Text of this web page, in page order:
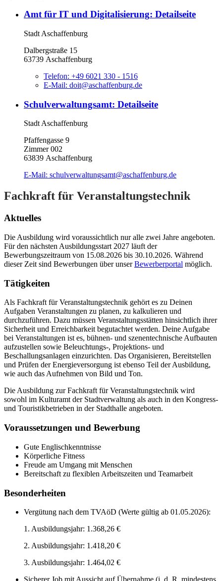
Amt für IT und Digitalisierung: Detailseite
Stadt Aschaffenburg
Dalbergstraße 15
63739 Aschaffenburg
Telefon: +49 6021 330 - 1516
E-Mail: doit@aschaffenburg.de
Schulverwaltungsamt: Detailseite
Stadt Aschaffenburg
Pfaffengasse 9
Zimmer 002
63839 Aschaffenburg
E-Mail: schulverwaltungsamt@aschaffenburg.de
Fachkraft für Veranstaltungstechnik
Aktuelles
Die Ausbildung wird voraussichtlich nur alle zwei Jahre angeboten.
Für den nächsten Ausbildungsstart 2027 läuft der
Bewerbungszeitraum von 15.08.2026 bis 30.10.2026. Während
dieser Zeit sind Bewerbungen über unserBewerberportal möglich.
Tätigkeiten
Als Fachkraft für Veranstaltungstechnik gehört es zu Deinen
Aufgaben Veranstaltungen zu planen, zu kalkulieren und
durchzuführen. Dazu müssen Veranstaltungsstätten hinsichtlich ihrer
Sicherheit und Erreichbarkeit begutachtet werden. Deine Aufgabe
bei Veranstaltungen ist es, bühnen- und szenentechnische Aufbauten
aufzustellen sowie Beleuchtungs-, Projektions- und
Beschallungsanlagen einzurichten. Das Organisieren, Bereitstellen
und Prüfen der Energieversorgung ist ebenso Teil der Ausbildung,
wie auch das Aufnehmen von Bild und Ton.
Die Ausbildung zur Fachkraft für Veranstaltungstechnik wird
sowohl im Kulturamt der Stadtverwaltung als auch in den Kongress-
und Touristikbetrieben in der Stadthalle angeboten.
Voraussetzungen und Bewerbung
Gute Englischkenntnisse
Körperliche Fitness
Freude am Umgang mit Menschen
Bereitschaft zu flexiblen Arbeitszeiten und Teamarbeit
Besonderheiten
Vergütung nach dem TVAöD (Werte gültig ab 01.05.2026):
1. Ausbildungsjahr: 1.368,26 €
2. Ausbildungsjahr: 1.418,20 €
3. Ausbildungsjahr: 1.464,02 €